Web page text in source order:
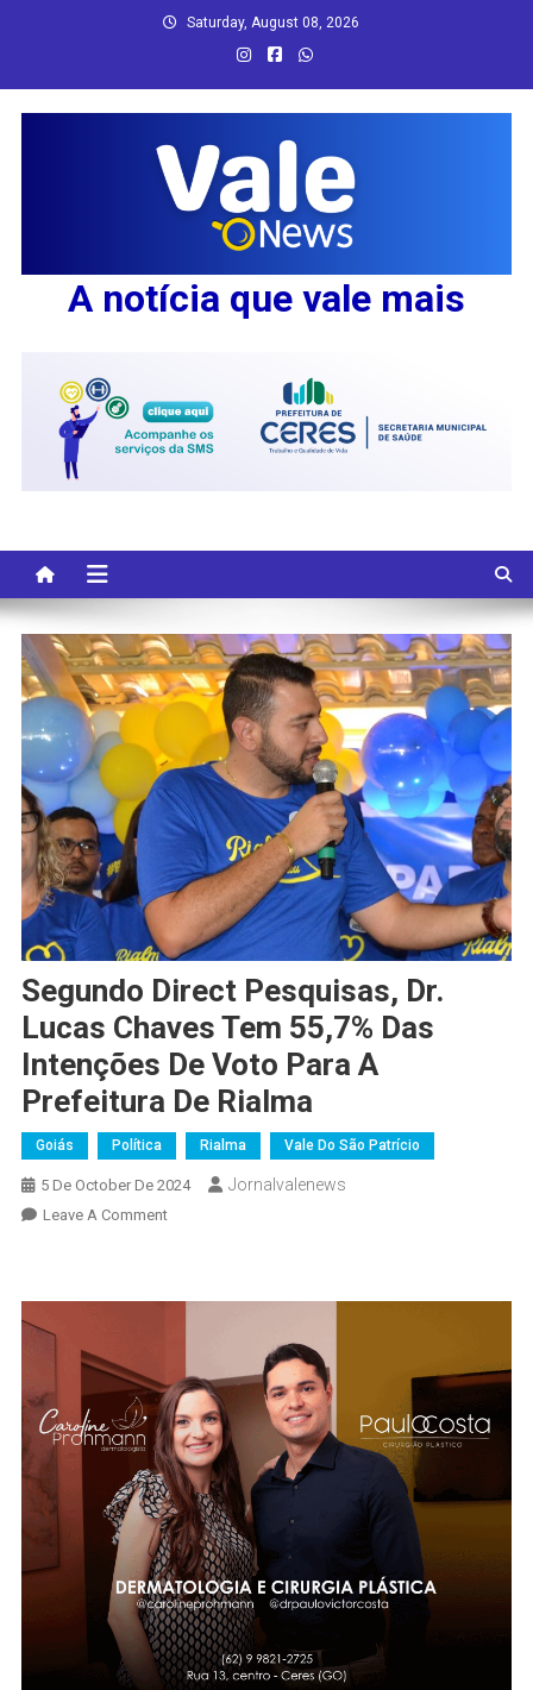
Saturday, August 08, 2026
A notícia que vale mais
Segundo Direct Pesquisas, Dr.
Lucas Chaves Tem 55,7% Das
Intenções De Voto Para A
Prefeitura De Rialma
Goiás Política Rialma Vale Do São Patrício
5 De October De 2024 Jornalvalenews
Leave A CommentOn
Chaves
Tem
55,7%
Das
Intenções
De
Voto
Para
A
Prefeitura
De
Rialma